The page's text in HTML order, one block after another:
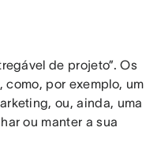
de projeto”. Os
por exemplo, um
ou, ainda, uma
ou manter a sua